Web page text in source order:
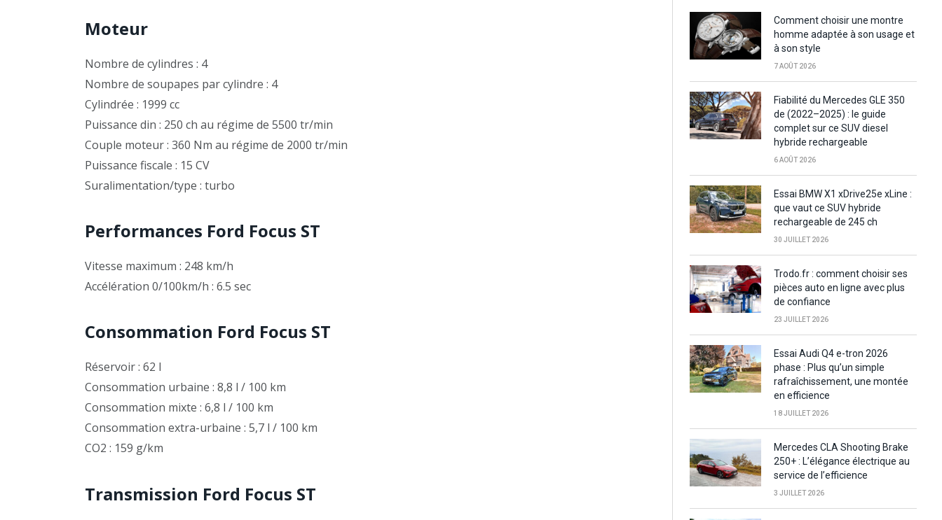
Moteur
Nombre de cylindres : 4
Nombre de soupapes par cylindre : 4
Cylindrée : 1999 cc
Puissance din : 250 ch au régime de 5500 tr/min
Couple moteur : 360 Nm au régime de 2000 tr/min
Puissance fiscale : 15 CV
Suralimentation/type : turbo
Performances Ford Focus ST
Vitesse maximum : 248 km/h
Accélération 0/100km/h : 6.5 sec
Consommation Ford Focus ST
Réservoir : 62 l
Consommation urbaine : 8,8 l / 100 km
Consommation mixte : 6,8 l / 100 km
Consommation extra-urbaine : 5,7 l / 100 km
CO2 : 159 g/km
Transmission Ford Focus ST
Comment choisir une montre
homme adaptée à son usage et
à son style
7 AOÛT 2026
Fiabilité du Mercedes GLE 350
de (2022–2025) : le guide
complet sur ce SUV diesel
hybride rechargeable
6 AOÛT 2026
Essai BMW X1 xDrive25e xLine :
que vaut ce SUV hybride
rechargeable de 245 ch
30 JUILLET 2026
Trodo.fr : comment choisir ses
pièces auto en ligne avec plus
de confiance
23 JUILLET 2026
Essai Audi Q4 e-tron 2026
phase : Plus qu’un simple
rafraîchissement, une montée
en efficience
18 JUILLET 2026
Mercedes CLA Shooting Brake
250+ : L’élégance électrique au
service de l’efficience
3 JUILLET 2026